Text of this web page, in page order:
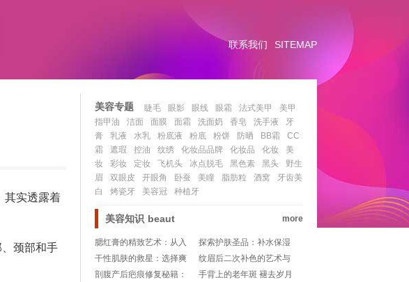
联系我们 SITEMAP
其实透露着
颈部和手
美容专题 睫毛 眼影 眼线 眼霜 法式美甲
美甲
指甲油
洁面 面膜 面霜 洗面奶 香皂 洗手液
牙
膏
乳液 水乳 粉底液 粉底 粉饼 防晒 BB霜
CC
霜
遮瑕 控油 纹绣 化妆品品牌 化妆品 化妆
美
妆
彩妆 定妆 飞机头 冰点脱毛 黑色素 黑头
野生
眉
双眼皮 开眼角 卧蚕 美瞳 脂肪粒 酒窝
牙齿美
白
烤瓷牙 美容冠 种植牙
美容知识 beaut more
腮红膏的精致艺术：从入
门到精通
探索护肤圣品：补水保湿
美白抗衰老品牌推荐
干性肌肤的救星：选择爽
肤水还是柔肤水
纹眉后二次补色的艺术与
时机
剖腹产后疤痕修复秘籍：
手背上的老年斑 褪去岁月